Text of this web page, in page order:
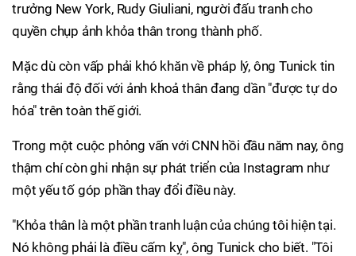
trưởng New York, Rudy Giuliani, người đấu tranh cho
quyền chụp ảnh khỏa thân trong thành phố.
Mặc dù còn vấp phải khó khăn về pháp lý, ông Tunick tin
rằng thái độ đối với ảnh khoả thân đang dần "được tự do
hóa" trên toàn thế giới.
Trong một cuộc phỏng vấn với CNN hồi đầu năm nay, ông
thậm chí còn ghi nhận sự phát triển của Instagram như
một yếu tố góp phần thay đổi điều này.
"Khỏa thân là một phần tranh luận của chúng tôi hiện tại.
Nó không phải là điều cấm kỵ", ông Tunick cho biết. "Tôi